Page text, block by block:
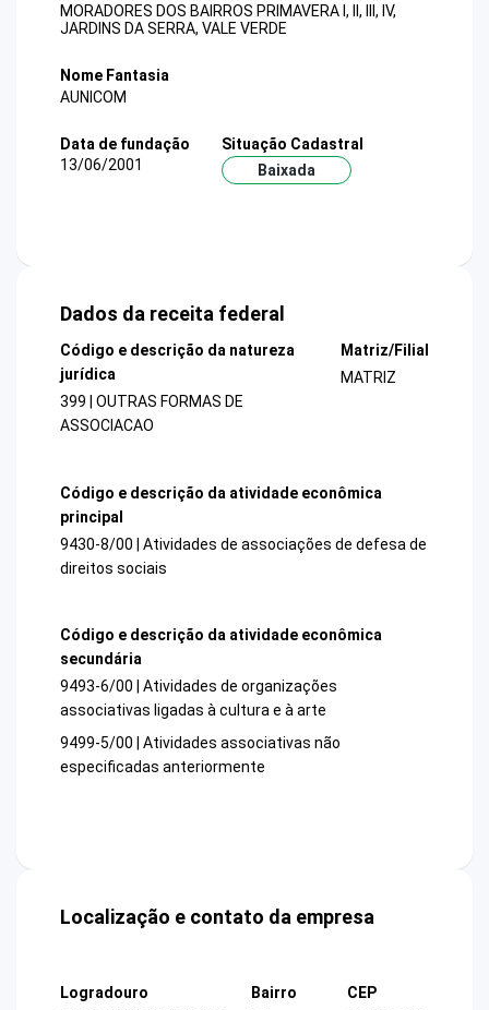
MORADORES DOS BAIRROS PRIMAVERA I, II, III, IV,
JARDINS DA SERRA, VALE VERDE
Nome Fantasia
AUNICOM
Data de fundação
13/06/2001
Situação Cadastral
Baixada
Dados da receita federal
Código e descrição da natureza
jurídica
399 | OUTRAS FORMAS DE
ASSOCIACAO
Matriz/Filial
MATRIZ
Código e descrição da atividade econômica
principal
9430-8/00 | Atividades de associações de defesa de
direitos sociais
Código e descrição da atividade econômica
secundária
9493-6/00 | Atividades de organizações
associativas ligadas à cultura e à arte
9499-5/00 | Atividades associativas não
especificadas anteriormente
Localização e contato da empresa
Logradouro
Bairro
CEP